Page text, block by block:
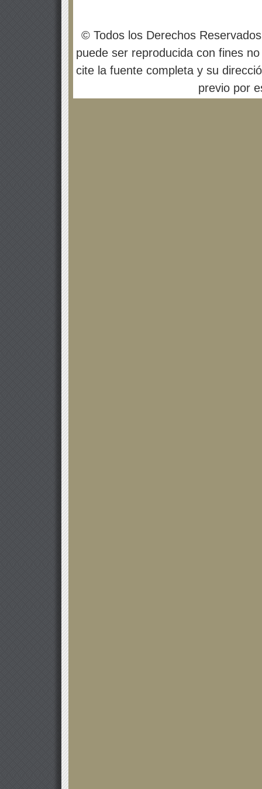
© Todos los Derechos
puede ser reproducida con fines
cite la fuente completa y su
previo por